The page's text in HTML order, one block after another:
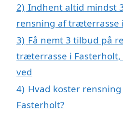
2) Indhent altid mindst
rensning af træterrasse
3) Få nemt 3 tilbud på
træterrasse i
ved
4) Hvad koster
Fasterholt?